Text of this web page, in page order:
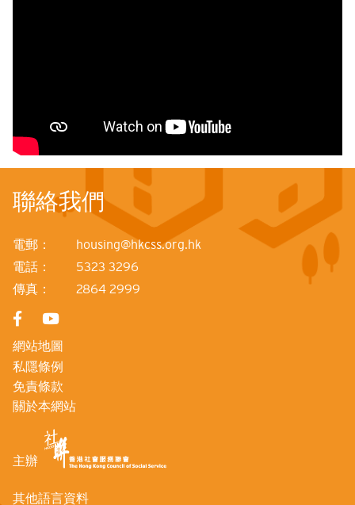
聯絡我們
電郵：
housing@hkcss.org.hk
電話：
5323 3296
傳真：
2864 2999
網站地圖
私隱條例
免責條款
關於本網站
主辦
其他語言資料